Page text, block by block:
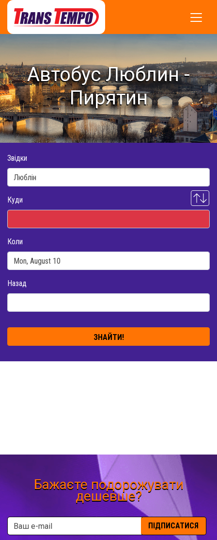
Автобус Люблин -
Пирятин
Звідки
Куди
Коли
Назад
ЗНАЙТИ!
Бажаєте подорожувати
дешевше?
ПІДПИСАТИСЯ